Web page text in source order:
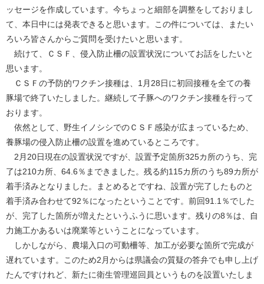
ッセージを作成しています。今ちょっと細部を調整をしておりまし
て、本日中には発表できると思います。この件については、またい
ろいろ皆さんからご質問を受けたいと思います。
続けて、ＣＳＦ、侵入防止柵の設置状況についてお話をしたいと
思います。
ＣＳＦの予防的ワクチン接種は、1月28日に初回接種を全ての養
豚場で終了いたしました。継続して子豚へのワクチン接種を行って
おります。
依然として、野生イノシシでのＣＳＦ感染が広まっているため、
養豚場の侵入防止柵の設置を進めているところです。
2月20日現在の設置状況ですが、設置予定箇所325カ所のうち、完
了は210カ所、64.6％まできました。残る約115カ所のうち89カ所が
着手済みとなりました。まとめるとですね、設置が完了したものと
着手済み合わせて92％になったということです。前回91.1％でした
が、完了した箇所が増えたというふうに思います。残りの8％は、自
力施工かあるいは廃業等ということになっています。
しかしながら、農場入口の可動柵等、加工が必要な箇所で完成が
遅れています。このため2月からは県議会の質疑の答弁でも申し上げ
たんですけれど、新たに衛生管理巡回員というものを設置いたしま